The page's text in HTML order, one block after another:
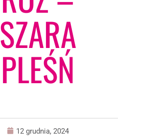
SZARA
PLEŚŃ
12 grudnia, 2024